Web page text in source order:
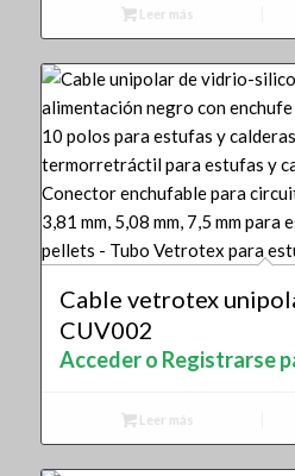
Leer más
Cable vetrotex
CUV002
Acceder o Registrarse
Leer más